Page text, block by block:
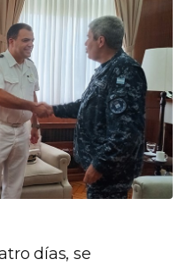
días, se